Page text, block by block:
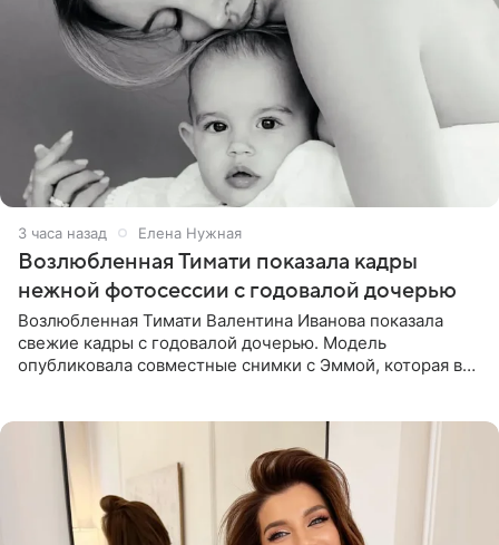
3 часа назад Елена Нужная
Возлюбленная Тимати показала кадры
нежной фотосессии с годовалой дочерью
Возлюбленная Тимати Валентина Иванова показала
свежие кадры с годовалой дочерью. Модель
опубликовала совместные снимки с Эммой, которая в